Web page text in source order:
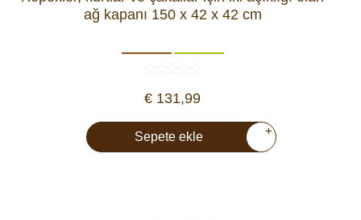
ağ kapanı 150 x 42 x 42 cm
€ 131,99
Sepete ekle +